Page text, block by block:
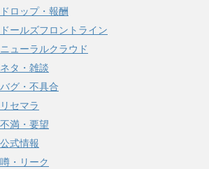
ドロップ・報酬
ドールズフロントライン
ニューラルクラウド
ネタ・雑談
バグ・不具合
リセマラ
不満・要望
公式情報
噂・リーク